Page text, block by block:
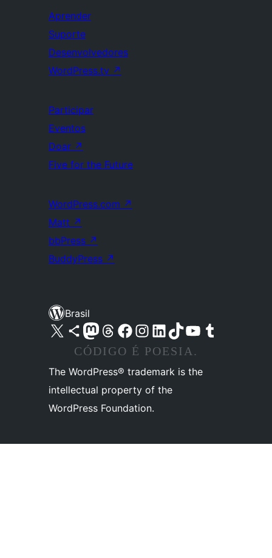
Aprender
Suporte
Desenvolvedores
WordPress.tv ↗
Participar
Eventos
Doar ↗
Five for the Future
WordPress.com ↗
Matt ↗
bbPress ↗
BuddyPress ↗
Brasil
Acessar nossa conta do X (antigo Twitter)
Acessar nossa conta do Bluesky
Acessar nossa conta do Mastodon
Acessar nossa conta do Threads
Acessar nossa página do Facebook
Acessar nossa conta do Instagram
Acessar nossa conta do LinkedIn
Acessar nossa conta do TikTok
Acessar nosso canal do YouTube
Acessar nossa conta no Tumblr
CÓDIGO É POESIA.
The WordPress® trademark is the
intellectual property of the
WordPress Foundation.